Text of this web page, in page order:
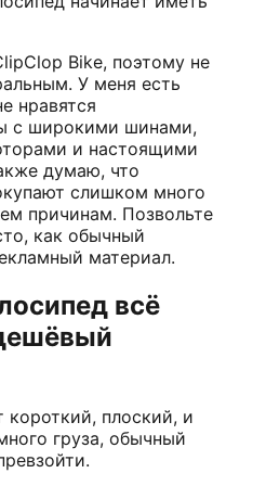
Bike, поэтому не
У меня есть
нравятся
с широкими шинами,
и настоящими
думаю, что
слишком много
причинам. Позвольте
как обычный
материал.
всё
плоский, и
груза, обычный